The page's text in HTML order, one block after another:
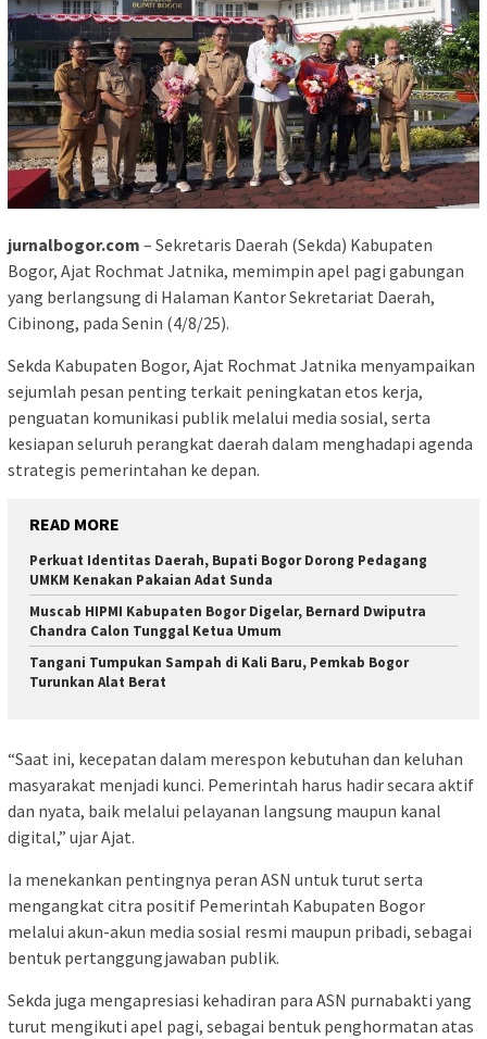
jurnalbogor.com – Sekretaris Daerah (Sekda) Kabupaten
Bogor, Ajat Rochmat Jatnika, memimpin apel pagi gabungan
yang berlangsung di Halaman Kantor Sekretariat Daerah,
Cibinong, pada Senin (4/8/25).
Sekda Kabupaten Bogor, Ajat Rochmat Jatnika menyampaikan
sejumlah pesan penting terkait peningkatan etos kerja,
penguatan komunikasi publik melalui media sosial, serta
kesiapan seluruh perangkat daerah dalam menghadapi agenda
strategis pemerintahan ke depan.
READ MORE
Perkuat Identitas Daerah, Bupati Bogor Dorong Pedagang
UMKM Kenakan Pakaian Adat Sunda
Muscab HIPMI Kabupaten Bogor Digelar, Bernard Dwiputra
Chandra Calon Tunggal Ketua Umum
Tangani Tumpukan Sampah di Kali Baru, Pemkab Bogor
Turunkan Alat Berat
“Saat ini, kecepatan dalam merespon kebutuhan dan keluhan
masyarakat menjadi kunci. Pemerintah harus hadir secara aktif
dan nyata, baik melalui pelayanan langsung maupun kanal
digital,” ujar Ajat.
Ia menekankan pentingnya peran ASN untuk turut serta
mengangkat citra positif Pemerintah Kabupaten Bogor
melalui akun-akun media sosial resmi maupun pribadi, sebagai
bentuk pertanggungjawaban publik.
Sekda juga mengapresiasi kehadiran para ASN purnabakti yang
turut mengikuti apel pagi, sebagai bentuk penghormatan atas